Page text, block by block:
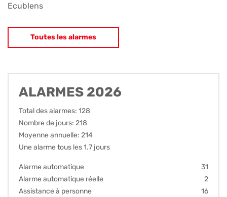
Ecublens
Toutes les alarmes
ALARMES 2026
Total des alarmes: 128
Nombre de jours: 218
Moyenne annuelle: 214
Une alarme tous les 1.7 jours
Alarme automatique
31
Alarme automatique réelle
2
Assistance à personne
16